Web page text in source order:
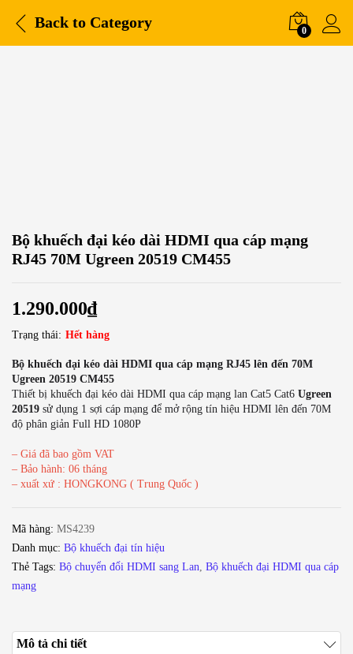
Back to Category 0
Bộ khuếch đại kéo dài HDMI qua cáp mạng
RJ45 70M Ugreen 20519 CM455
1.290.000₫
Trạng thái: Hết hàng
Bộ khuếch đại kéo dài HDMI qua cáp mạng RJ45 lên đến 70M
Ugreen 20519 CM455
Thiết bị khuếch đại kéo dài HDMI qua cáp mạng lan Cat5 Cat6 Ugreen
20519 sử dụng 1 sợi cáp mạng để mở rộng tín hiệu HDMI lên đến 70M
độ phân giản Full HD 1080P
– Giá đã bao gồm VAT
– Bảo hành: 06 tháng
– xuất xứ : HONGKONG ( Trung Quốc )
Mã hàng: MS4239
Danh mục: Bộ khuếch đại tín hiệu
Thẻ Tags: Bộ chuyển đổi HDMI sang Lan, Bộ khuếch đại HDMI qua cáp
mạng
Mô tả chi tiết